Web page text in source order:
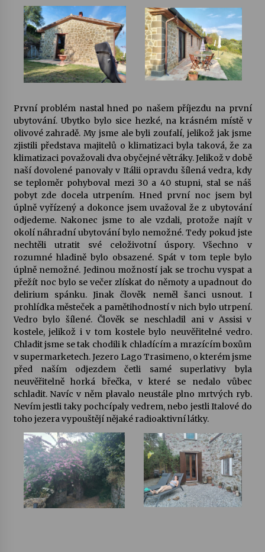
Za kulturou kousek za Humpolec. V Želivě ožije
odkaz Josefa Čapka
13. 7. 2026
Želiv
3. 7. 2026
Petr Adamec – Malovaný svět
30. 6. 2026
První problém nastal hned po našem příjezdu na první
ubytování. Ubytko bylo sice hezké, na krásném místě v
olivové zahradě. My jsme ale byli zoufalí, jelikož jak jsme
zjistili představa majitelů o klimatizaci byla taková, že za
klimatizaci považovali dva obyčejné větráky. Jelikož v době
naší dovolené panovaly v Itálii opravdu šílená vedra, kdy
se teploměr pohyboval mezi 30 a 40 stupni, stal se náš
pobyt zde docela utrpením. Hned první noc jsem byl
úplně vyřízený a dokonce jsem uvažoval že z ubytování
odjedeme. Nakonec jsme to ale vzdali, protože najít v
okolí náhradní ubytování bylo nemožné. Tedy pokud jste
nechtěli utratit své celoživotní úspory. Všechno v
rozumné hladině bylo obsazené. Spát v tom teple bylo
úplně nemožné. Jedinou možností jak se trochu vyspat a
přežít noc bylo se večer zlískat do němoty a upadnout do
delirium spánku. Jinak člověk neměl šanci usnout. I
prohlídka městeček a pamětihodností v nich bylo utrpení.
Vedro bylo šílené. Člověk se neschladil ani v Assisi v
kostele, jelikož i v tom kostele bylo neuvěřitelné vedro.
Chladit jsme se tak chodili k chladícím a mrazícím boxům
v supermarketech. Jezero Lago Trasimeno, o kterém jsme
před naším odjezdem četli samé superlativy byla
neuvěřitelně horká břečka, v které se nedalo vůbec
schladit. Navíc v něm plavalo neustále plno mrtvých ryb.
Nevím jestli taky pochcípaly vedrem, nebo jestli Italové do
toho jezera vypouštějí nějaké radioaktivní látky.